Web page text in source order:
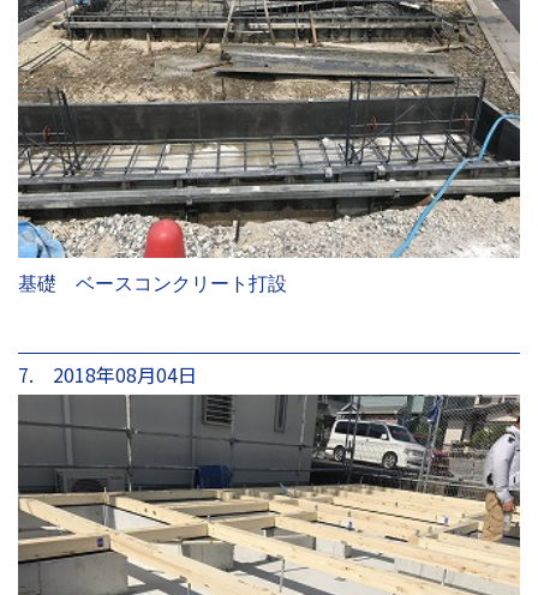
基礎 ベースコンクリート打設
7. 2018年08月04日